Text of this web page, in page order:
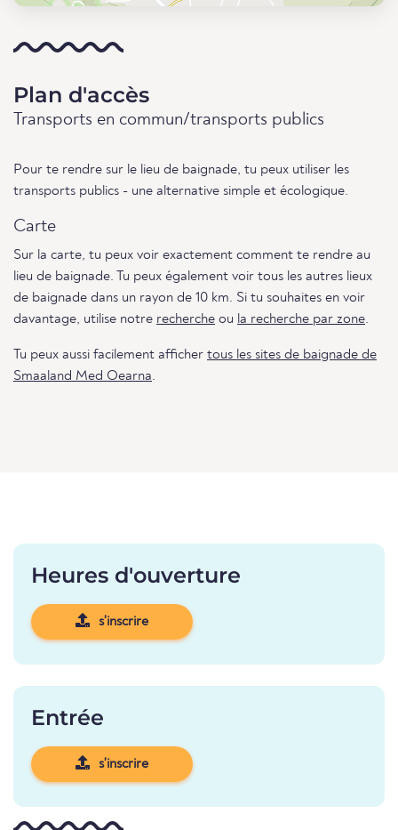
Plan d'accès
Transports en commun/transports publics
Pour te rendre sur le lieu de baignade, tu peux utiliser les
transports publics - une alternative simple et écologique.
Carte
Sur la carte, tu peux voir exactement comment te rendre au
lieu de baignade. Tu peux également voir tous les autres lieux
de baignade dans un rayon de 10 km. Si tu souhaites en voir
davantage, utilise notre recherche ou la recherche par zone.
Tu peux aussi facilement afficher tous les sites de baignade de
Smaaland Med Oearna.
Heures d'ouverture
s'inscrire
Entrée
s'inscrire